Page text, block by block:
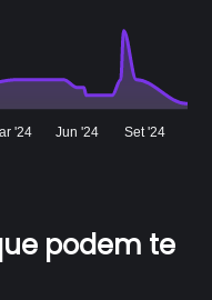
'24 Jun '24 Set '24
podem te